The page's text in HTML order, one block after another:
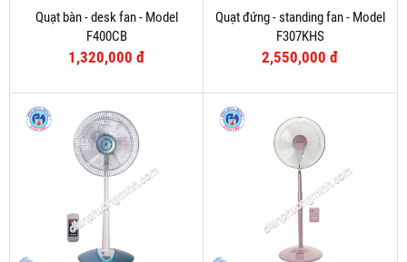
Quạt bàn - desk fan - Model
F400CB
1,320,000 đ
Quạt đứng - standing fan - Model
F307KHS
2,550,000 đ